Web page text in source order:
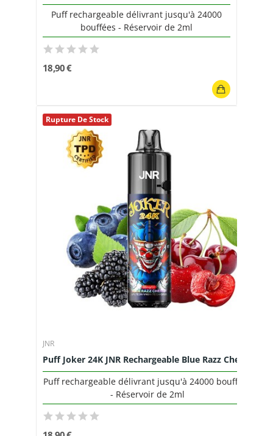
Puff rechargeable délivrant jusqu'à 24000
bouffées - Réservoir de 2ml
18,90 €
Rupture De Stock
JNR
Puff Joker 24K JNR Rechargeable Blue Razz Cherry
Puff rechargeable délivrant jusqu'à 24000 bouffées
- Réservoir de 2ml